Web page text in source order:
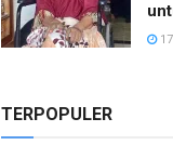
17
TERPOPULER